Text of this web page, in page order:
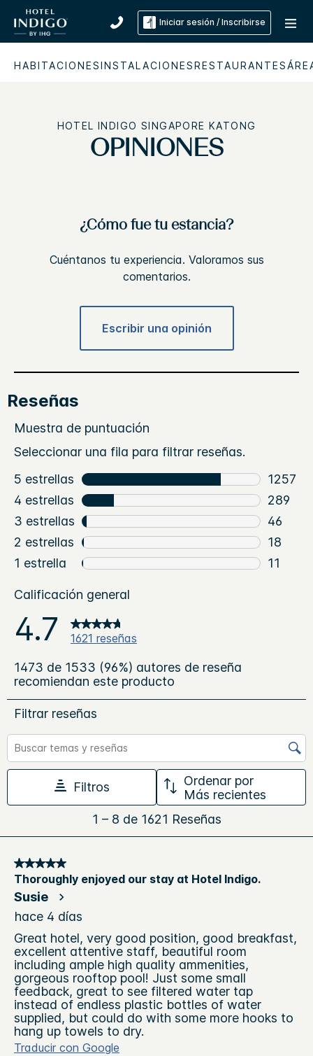
Iniciar sesión / Inscribirse
HABITACIONESINSTALACIONESRESTAURANTES
HOTEL INDIGO SINGAPORE KATONG
OPINIONES
¿Cómo fue tu estancia?
Cuéntanos tu experiencia. Valoramos sus
comentarios.
Escribir una opinión